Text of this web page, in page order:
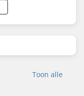
Toon alle